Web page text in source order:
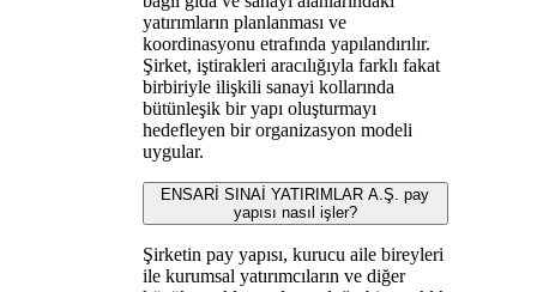
yatırımların planlanması ve
koordinasyonu etrafında yapılandırılır.
Şirket, iştirakleri aracılığıyla farklı fakat
birbiriyle ilişkili sanayi kollarında
bütünleşik bir yapı oluşturmayı
hedefleyen bir organizasyon modeli
uygular.
ENSARİ SINAİ YATIRIMLAR A.Ş. pay
yapısı nasıl işler?
Şirketin pay yapısı, kurucu aile bireyleri
ile kurumsal yatırımcıların ve diğer